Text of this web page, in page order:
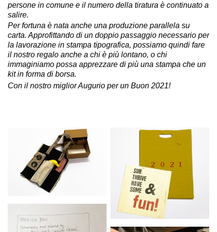
persone in comune e il numero della tiratura è continuato a
salire.
Per fortuna è nata anche una produzione parallela su
carta. Approfittando di un doppio passaggio necessario per
la lavorazione in stampa tipografica, possiamo quindi fare
il nostro regalo anche a chi è più lontano, o chi
immaginiamo possa apprezzare di più una stampa che un
kit in forma di borsa.
Con il nostro miglior Augurio per un Buon 2021!